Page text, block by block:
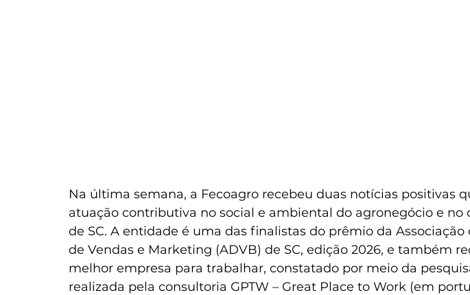
Na última semana, a Fecoagro recebeu duas notícias positivas
atuação contributiva no social e ambiental do agronegócio e no
de SC. A entidade é uma das finalistas do prêmio da
de Vendas e Marketing (ADVB) de SC, edição 2026, e também
melhor empresa para trabalhar, constatado por meio da
realizada pela consultoria GPTW – Great Place to Work (em